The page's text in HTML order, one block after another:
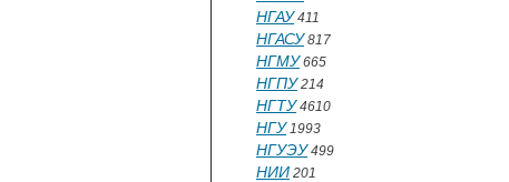
НГАУ411
НГАСУ817
НГМУ665
НГПУ214
НГТУ4610
НГУ1993
НГУЭУ499
НИИ 201